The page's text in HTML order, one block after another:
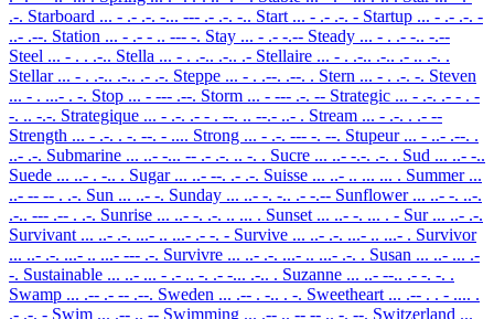
.-. Starboard ... - .- .-. -... --- .- .-. -.. Start ... - .- .-. - Startup ... - .- .-. -
..- .--. Station ... - .- - .. --- -. Stay ... - .- -.-- Steady ... - . .- -.. -.--
Steel ... - . . .-.. Stella ... - . .-.. .-.. .- Stellaire ... - . .-.. .-.. .- .. .-. .
Stellar ... - . .-.. .-.. .- .-. Steppe ... - . .--. .--. . Stern ... - . .-. -. Steven
... - . ...- . -. Stop ... - --- .--. Storm ... - --- .-. -- Strategic ... - .-. .- - . -
-. .. -.-. Strategique ... - .-. .- - . --. .. --.- ..- . Stream ... - .-. . .- --
Strength ... - .-. . -. --. - .... Strong ... - .-. --- -. --. Stupeur ... - ..- .--. .
..- .-. Submarine ... ..- -... -- .- .-. .. -. . Sucre ... ..- -.-. .-. . Sud ... ..- -..
Suede ... ..- . -.. . Sugar ... ..- --. .- .-. Suisse ... ..- .. ... ... . Summer ...
..- -- -- . .-. Sun ... ..- -. Sunday ... ..- -. -.. .- -.-- Sunflower ... ..- -. ..-.
.-.. --- .-- . .-. Sunrise ... ..- -. .-. .. ... . Sunset ... ..- -. ... . - Sur ... ..- .-.
Survivant ... ..- .-. ...- .. ...- .- -. - Survive ... ..- .-. ...- .. ...- . Survivor
... ..- .-. ...- .. ...- --- .-. Survivre ... ..- .-. ...- .. ...- .-. . Susan ... ..- ... .-
-. Sustainable ... ..- ... - .- .. -. .- -... .-.. . Suzanne ... ..- --.. .- -. -. .
Swamp ... .-- .- -- .--. Sweden ... .-- . -.. . -. Sweetheart ... .-- . . - .... .
.- .-. - Swim ... .-- .. -- Swimming ... .-- .. -- -- .. -. --. Switzerland ...